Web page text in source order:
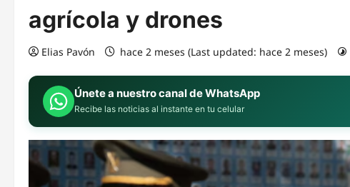
agrícola y drones
Elias Pavón hace 2 meses (Last updated: hace 2 meses)
Únete a nuestro canal de WhatsApp
Recibe las noticias al instante en tu celular